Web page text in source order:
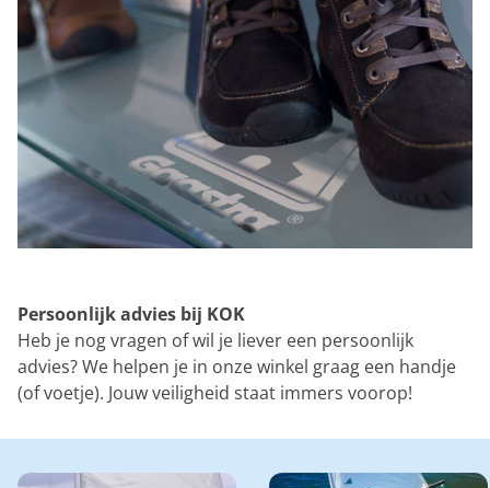
Persoonlijk advies bij KOK
Heb je nog vragen of wil je liever een persoonlijk
advies? We helpen je in onze winkel graag een handje
(of voetje). Jouw veiligheid staat immers voorop!